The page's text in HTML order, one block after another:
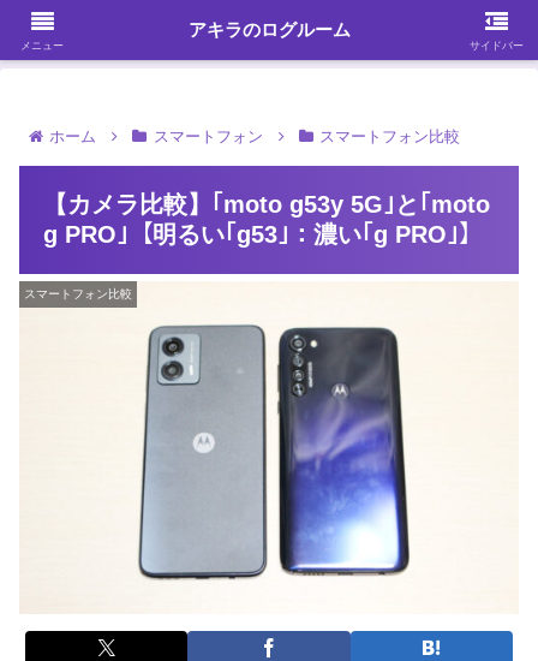
ガジェット・スマホ・パソコンを中心に何かを発見する
ホーム スマートフォン スマートフォン比較
【カメラ比較】｢moto g53y 5G｣と｢moto
g PRO｣【明るい｢g53｣：濃い｢g PRO｣】
スマートフォン比較
メニュー
アキラのログルーム
サイドバー